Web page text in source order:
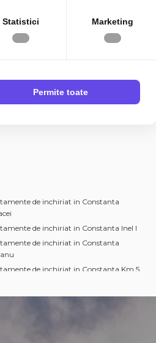
de inchiriat in Constanta
de inchiriat in Constanta Inel I
de inchiriat in Constanta
de inchiriat in Constanta Km 5
Statistici Marketing
Permite toate